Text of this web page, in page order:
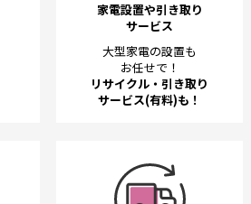
家電設置や引き取り
サービス
大型家電の設置も
お任せで！
リサイクル・引き取り
サービス(有料)も！